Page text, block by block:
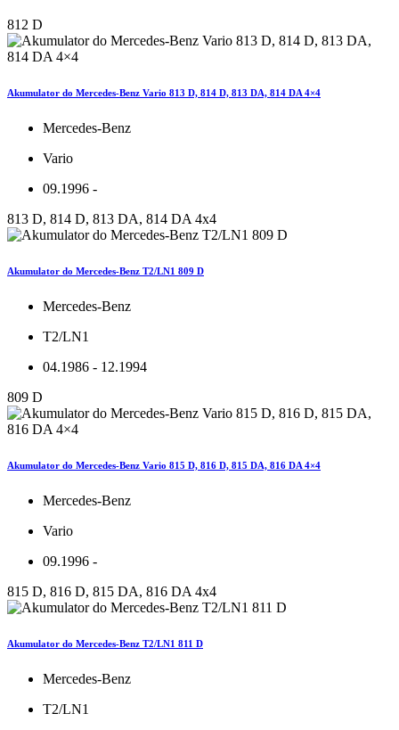
812 D
Akumulator do Mercedes-Benz Vario 813 D, 814 D, 813 DA, 814 DA 4×4
Mercedes-Benz
Vario
09.1996 -
813 D, 814 D, 813 DA, 814 DA 4x4
Akumulator do Mercedes-Benz T2/LN1 809 D
Mercedes-Benz
T2/LN1
04.1986 - 12.1994
809 D
Akumulator do Mercedes-Benz Vario 815 D, 816 D, 815 DA, 816 DA 4×4
Mercedes-Benz
Vario
09.1996 -
815 D, 816 D, 815 DA, 816 DA 4x4
Akumulator do Mercedes-Benz T2/LN1 811 D
Mercedes-Benz
T2/LN1